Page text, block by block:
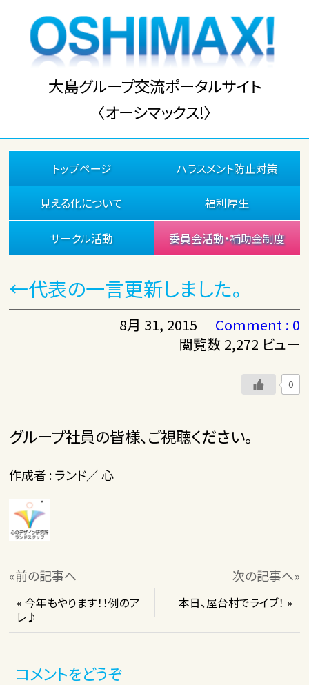
大島グループ交流ポータルサイト
〈オーシマックス!〉
トップページ ハラスメント防止対策
見える化について 福利厚生
サークル活動 委員会活動・補助金制度
←代表の一言更新しました。
8月 31, 2015
Comment : 0
閲覧数 2,272 ビュー
0
グループ社員の皆様、ご視聴ください。
作成者 : ランド／ 心
«前の記事へ 次の記事へ»
« 今年もやります！！例のア
レ♪
本日、屋台村でライブ！ »
コメントをどうぞ